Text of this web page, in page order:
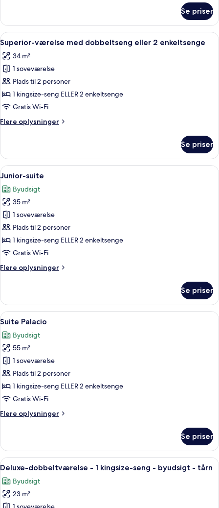
med
dobbeltseng
eller
enkeltsenge
Se priser
Indlæs
alle
billeder
af
Superior-
værelse
med
eller
Et moderne soveværelse med en
9
Superior-værelse med dobbeltseng eller 2 enkeltsenge
34 m²
1 soveværelse
Plads til 2 personer
1 kingsize-seng ELLER 2 enkeltsenge
Gratis Wi-Fi
Flere oplysninger
Flere
værelse
med
dobbeltseng
2
enkeltsenge
Se priser
Indlæs
alle
billeder
af
Junior-
suite
Et hotelværelse med en stor seng,
6
Junior-suite
Byudsigt
35 m²
1 soveværelse
Plads til 2 personer
1 kingsize-seng ELLER 2 enkeltsenge
Gratis Wi-Fi
Flere oplysninger
Flere
suite
Se priser
Indlæs
alle
billeder
af
Suite
Palacio
Et moderne hotelværelse med en
6
Suite Palacio
Byudsigt
55 m²
1 soveværelse
Plads til 2 personer
1 kingsize-seng ELLER 2 enkeltsenge
Gratis Wi-Fi
Flere oplysninger
Flere
Palacio
Se priser
Indlæs
alle
billeder
af
En balkon med fletningsmøbler, et
10
Deluxe-dobbeltværelse - 1 kingsize-seng - byudsigt - tårn
Byudsigt
23 m²